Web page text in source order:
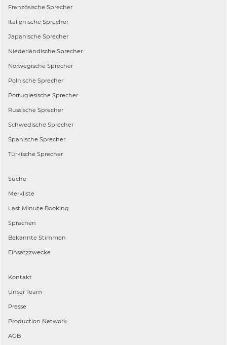
Französische Sprecher
Italienische Sprecher
Japanische Sprecher
Niederländische Sprecher
Norwegische Sprecher
Polnische Sprecher
Portugiesische Sprecher
Russische Sprecher
Schwedische Sprecher
Spanische Sprecher
Türkische Sprecher
Suche
Merkliste
Last Minute Booking
Sprachen
Bekannte Stimmen
Einsatzzwecke
Kontakt
Unser Team
Presse
Production Network
AGB